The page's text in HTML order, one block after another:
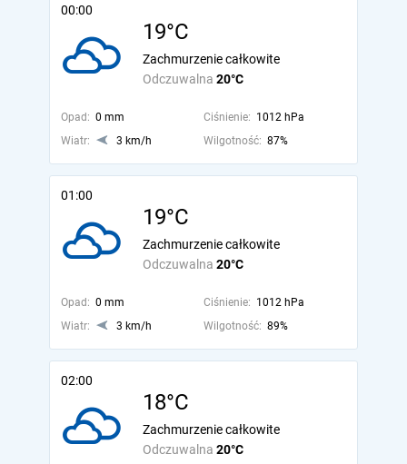
00:00
19°C
Odczuwalna 20°C
Zachmurzenie całkowite
Opad: 0 mm Ciśnienie: 1012 hPa
Wiatr:
3 km/h Wilgotność: 87%
01:00
19°C
Odczuwalna 20°C
Zachmurzenie całkowite
Opad: 0 mm Ciśnienie: 1012 hPa
Wiatr:
3 km/h Wilgotność: 89%
02:00
18°C
Odczuwalna 20°C
Zachmurzenie całkowite